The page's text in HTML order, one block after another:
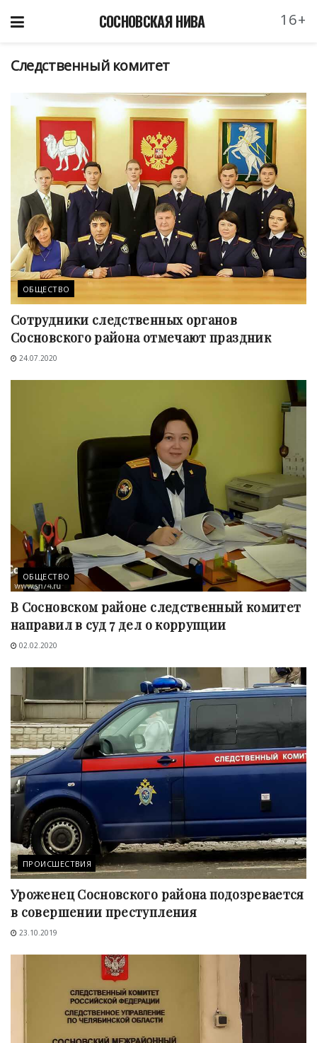
СОСНОВСКАЯ НИВА 16+
Следственный комитет
ОБЩЕСТВО
Сотрудники следственных органов
Сосновского района отмечают праздник
24.07.2020
ОБЩЕСТВО
В Сосновском районе следственный комитет
направил в суд 7 дел о коррупции
02.02.2020
ПРОИСШЕСТВИЯ
Уроженец Сосновского района подозревается
в совершении преступления
23.10.2019